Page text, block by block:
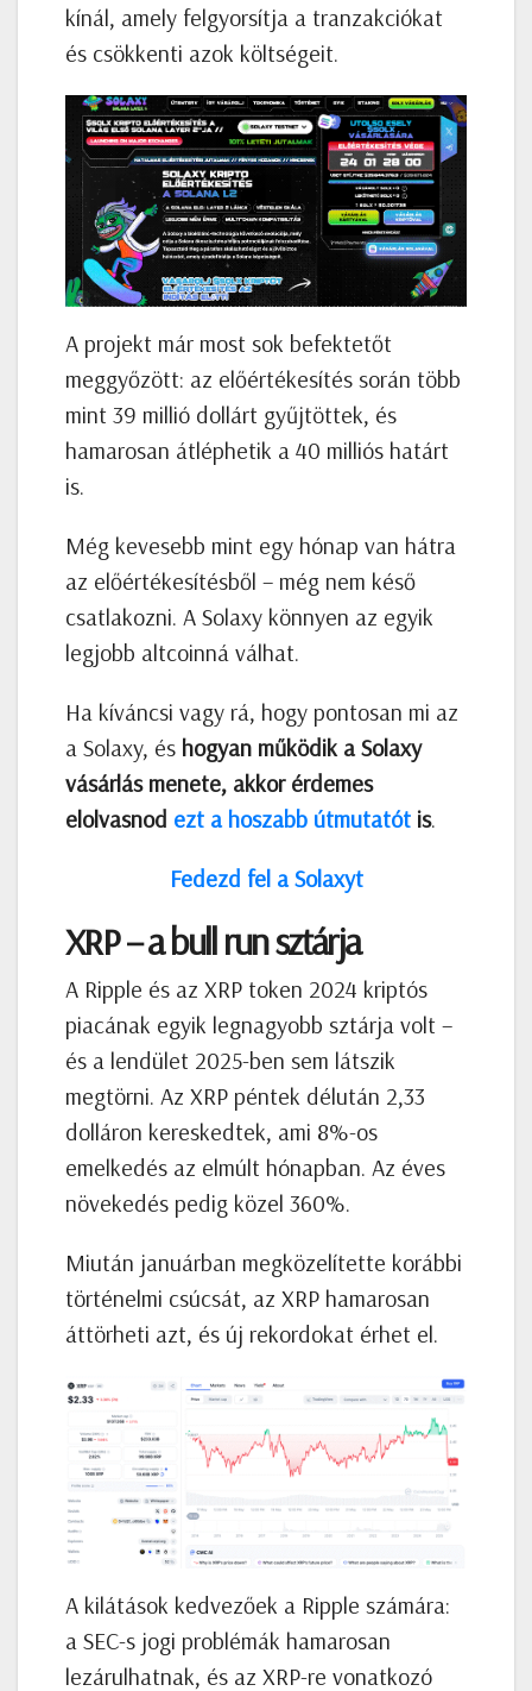
kínál, amely felgyorsítja a tranzakciókat
és csökkenti azok költségeit.
A projekt már most sok befektetőt
meggyőzött: az előértékesítés során több
mint 39 millió dollárt gyűjtöttek, és
hamarosan átléphetik a 40 milliós határt
is.
Még kevesebb mint egy hónap van hátra
az előértékesítésből – még nem késő
csatlakozni. A Solaxy könnyen az egyik
legjobb altcoinná válhat.
Ha kíváncsi vagy rá, hogy pontosan mi az
a Solaxy, és hogyan működik a Solaxy
vásárlás menete, akkor érdemes
elolvasnod ezt a hoszabb útmutatót is.
Fedezd fel a Solaxyt
XRP – a bull run sztárja
A Ripple és az XRP token 2024 kriptós
piacának egyik legnagyobb sztárja volt –
és a lendület 2025-ben sem látszik
megtörni. Az XRP péntek délután 2,33
dolláron kereskedtek, ami 8%-os
emelkedés az elmúlt hónapban. Az éves
növekedés pedig közel 360%.
Miután januárban megközelítette korábbi
történelmi csúcsát, az XRP hamarosan
áttörheti azt, és új rekordokat érhet el.
A kilátások kedvezőek a Ripple számára:
a SEC-s jogi problémák hamarosan
lezárulhatnak, és az XRP-re vonatkozó